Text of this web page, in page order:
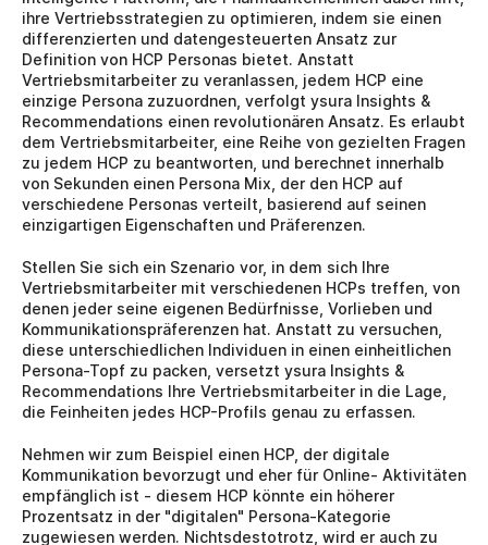
ihre Vertriebsstrategien zu optimieren, indem sie einen
differenzierten und datengesteuerten Ansatz zur
Definition von HCP Personas bietet. Anstatt
Vertriebsmitarbeiter zu veranlassen, jedem HCP eine
einzige Persona zuzuordnen, verfolgt ysura Insights &
Recommendations einen revolutionären Ansatz. Es erlaubt
dem Vertriebsmitarbeiter, eine Reihe von gezielten Fragen
zu jedem HCP zu beantworten, und berechnet innerhalb
von Sekunden einen Persona Mix, der den HCP auf
verschiedene Personas verteilt, basierend auf seinen
einzigartigen Eigenschaften und Präferenzen.
Stellen Sie sich ein Szenario vor, in dem sich Ihre
Vertriebsmitarbeiter mit verschiedenen HCPs treffen, von
denen jeder seine eigenen Bedürfnisse, Vorlieben und
Kommunikationspräferenzen hat. Anstatt zu versuchen,
diese unterschiedlichen Individuen in einen einheitlichen
Persona-Topf zu packen, versetzt ysura Insights &
Recommendations Ihre Vertriebsmitarbeiter in die Lage,
die Feinheiten jedes HCP-Profils genau zu erfassen.
Nehmen wir zum Beispiel einen HCP, der digitale
Kommunikation bevorzugt und eher für Online- Aktivitäten
empfänglich ist - diesem HCP könnte ein höherer
Prozentsatz in der "digitalen" Persona-Kategorie
zugewiesen werden. Nichtsdestotrotz, wird er auch zu